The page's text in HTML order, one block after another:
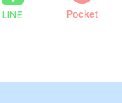
LINE Pocket